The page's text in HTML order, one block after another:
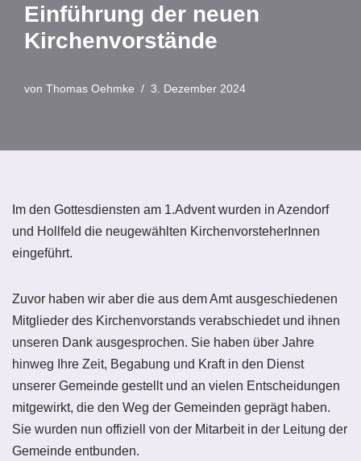
Einführung der neuen
Kirchenvorstände
von Thomas Oehmke 3. Dezember 2024
Im den Gottesdiensten am 1.Advent wurden in Azendorf
und Hollfeld die neugewählten KirchenvorsteherInnen
eingeführt.
Zuvor haben wir aber die aus dem Amt ausgeschiedenen
Mitglieder des Kirchenvorstands verabschiedet und ihnen
unseren Dank ausgesprochen. Sie haben über Jahre
hinweg Ihre Zeit, Begabung und Kraft in den Dienst
unserer Gemeinde gestellt und an vielen Entscheidungen
mitgewirkt, die den Weg der Gemeinden geprägt haben.
Sie wurden nun offiziell von der Mitarbeit in der Leitung der
Gemeinde entbunden.